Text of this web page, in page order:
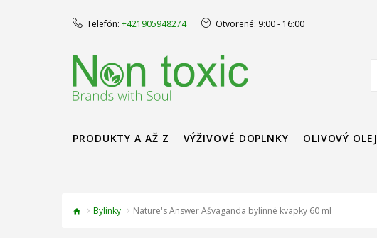
Telefón: +421905948274 Otvorené: 9:00 - 16:00
PRODUKTY A AŽ Z VÝŽIVOVÉ DOPLNKY OLIVOVÝ OLEJ
Bylinky Nature's Answer Ašvaganda bylinné kvapky 60 ml